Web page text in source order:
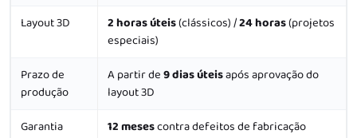
Layout 3D
2 horas úteis(clássicos) /24 horas(projetos
especiais)
Prazo de
produção
A partir de9 dias úteisapós aprovação do
layout 3D
Garantia
12 mesescontra defeitos de fabricação